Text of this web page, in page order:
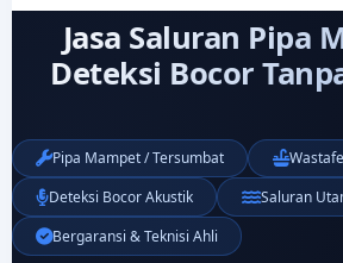
Jasa Saluran Pipa
Deteksi Bocor
Pipa Mampet / Tersumbat
Deteksi Bocor Akustik
Saluran
Bergaransi & Teknisi Ahli